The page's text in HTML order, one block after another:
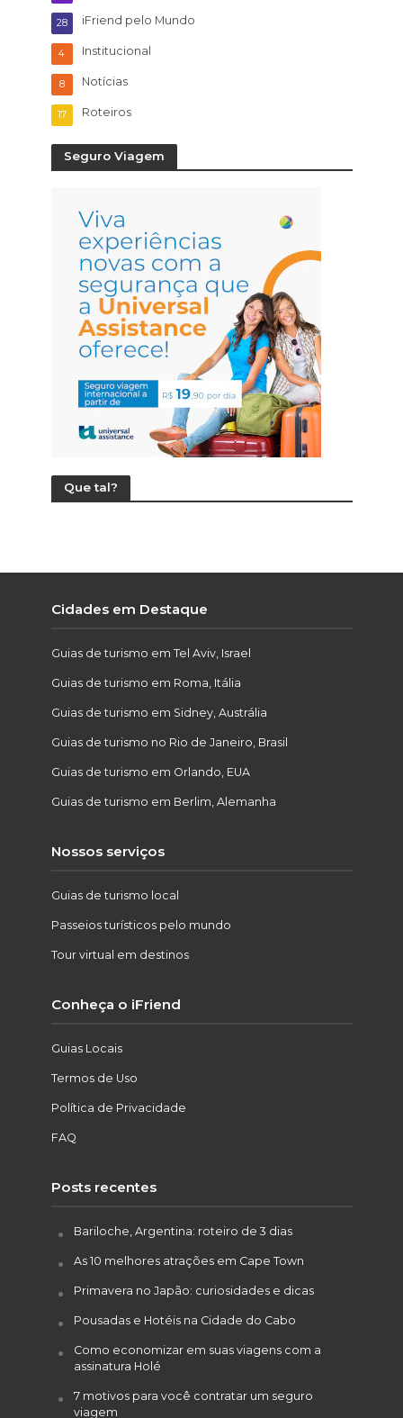
iFriend pelo Mundo
28
Institucional
4
Notícias
8
Roteiros
17
Seguro Viagem
Que tal?
Cidades em Destaque
Guias de turismo em Tel Aviv, Israel
Guias de turismo em Roma, Itália
Guias de turismo em Sidney, Austrália
Guias de turismo no Rio de Janeiro, Brasil
Guias de turismo em Orlando, EUA
Guias de turismo em Berlim, Alemanha
Nossos serviços
Guias de turismo local
Passeios turísticos pelo mundo
Tour virtual em destinos
Conheça o iFriend
Guias Locais
Termos de Uso
Política de Privacidade
FAQ
Posts recentes
Bariloche, Argentina: roteiro de 3 dias
As 10 melhores atrações em Cape Town
Primavera no Japão: curiosidades e dicas
Pousadas e Hotéis na Cidade do Cabo
Como economizar em suas viagens com a
assinatura Holé
7 motivos para você contratar um seguro
viagem